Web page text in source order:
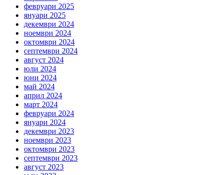
февруари 2025
януари 2025
декември 2024
ноември 2024
октомври 2024
септември 2024
август 2024
юли 2024
юни 2024
май 2024
април 2024
март 2024
февруари 2024
януари 2024
декември 2023
ноември 2023
октомври 2023
септември 2023
август 2023